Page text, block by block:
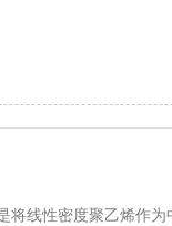
将线性密度聚乙烯作为